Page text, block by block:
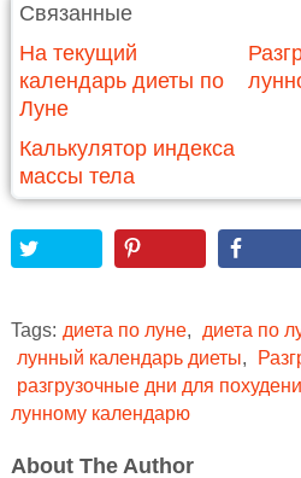
Связанные
На текущий
календарь диеты по
Луне
Калькулятор индекса
массы тела
Tags: диета по луне, диета по
лунный календарь диеты,
разгрузочные дни для
лунному календарю
About The Author